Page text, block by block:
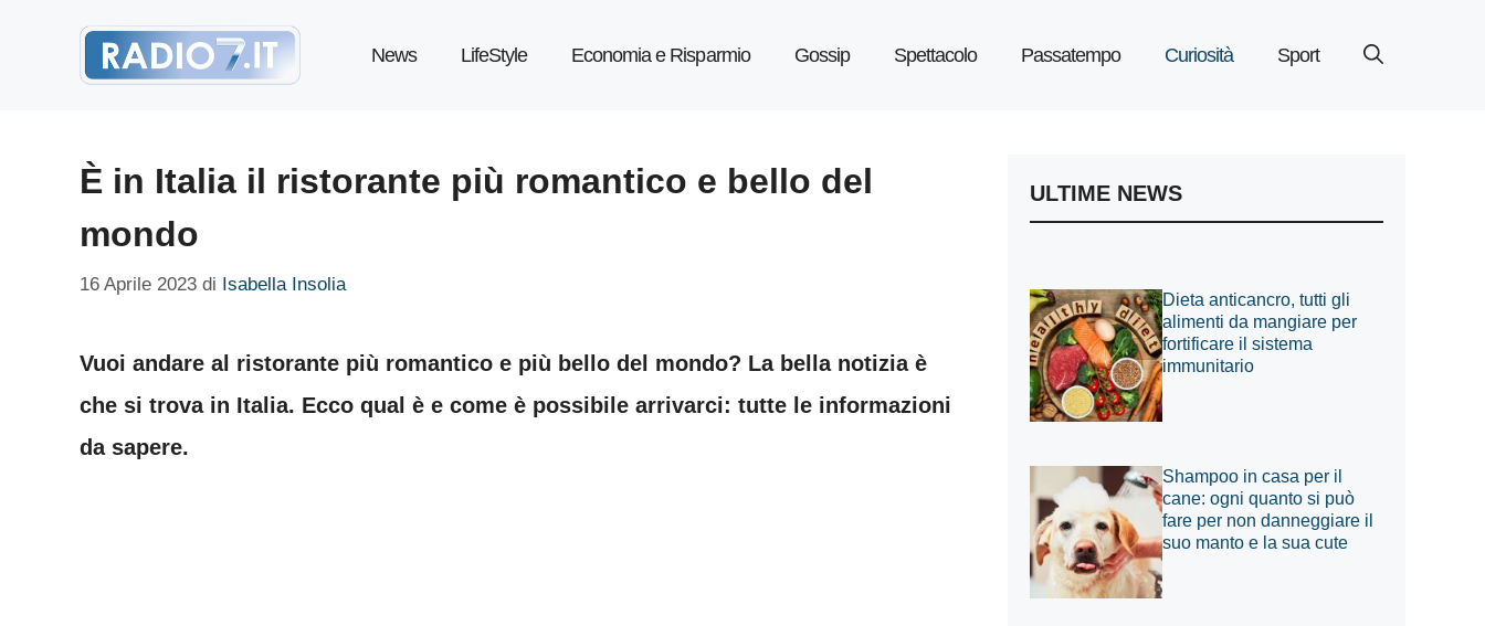
News LifeStyle Economia e Risparmio Gossip Spettacolo Passatempo Curiosità Sport
È in Italia il ristorante più romantico e bello del
mondo
16 Aprile 2023 di Isabella Insolia
Vuoi andare al ristorante più romantico e più bello del mondo? La bella notizia è
che si trova in Italia. Ecco qual è e come è possibile arrivarci: tutte le informazioni
da sapere.
ULTIME NEWS
Dieta anticancro, tutti gli
alimenti da mangiare per
fortificare il sistema
immunitario
Shampoo in casa per il
cane: ogni quanto si può
fare per non danneggiare il
suo manto e la sua cute